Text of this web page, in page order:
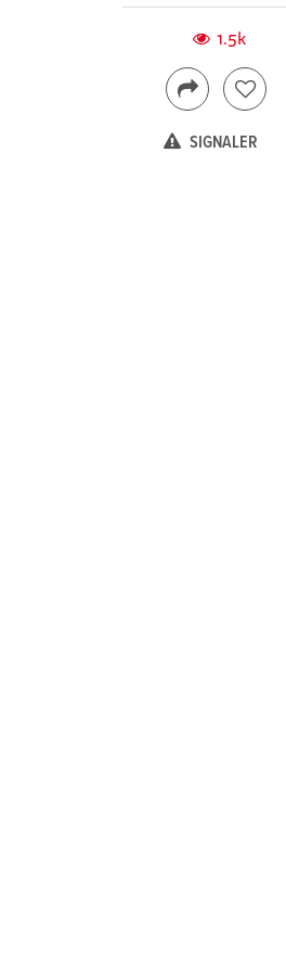
1.5k
SIGNALER